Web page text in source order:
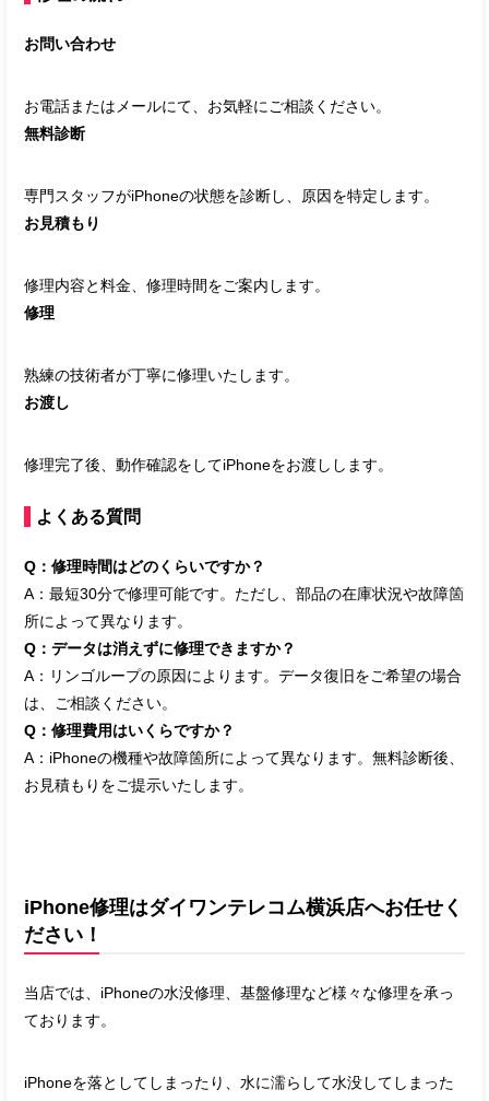
お問い合わせ
お電話またはメールにて、お気軽にご相談ください。
無料診断
専門スタッフがiPhoneの状態を診断し、原因を特定します。
お見積もり
修理内容と料金、修理時間をご案内します。
修理
熟練の技術者が丁寧に修理いたします。
お渡し
修理完了後、動作確認をしてiPhoneをお渡しします。
よくある質問
Q：修理時間はどのくらいですか？
A：最短30分で修理可能です。ただし、部品の在庫状況や故障箇
所によって異なります。
Q：データは消えずに修理できますか？
A：リンゴループの原因によります。データ復旧をご希望の場合
は、ご相談ください。
Q：修理費用はいくらですか？
A：iPhoneの機種や故障箇所によって異なります。無料診断後、
お見積もりをご提示いたします。
iPhone修理はダイワンテレコム横浜店へお任せく
ださい！
当店では、iPhoneの水没修理、基盤修理など様々な修理を承っ
ております。
iPhoneを落としてしまったり、水に濡らして水没してしまった